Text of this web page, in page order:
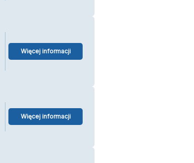
Więcej informacji
Więcej informacji